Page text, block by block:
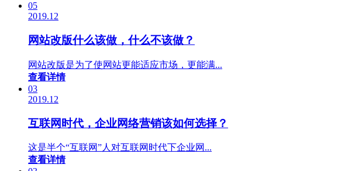
05
2019.12
网站改版什么该做，什么不该做？
网站改版是为了使网站更能适应市场，更能满...
查看详情
03
2019.12
互联网时代，企业网络营销该如何选择？
这是半个“互联网”人对互联网时代下企业网...
查看详情